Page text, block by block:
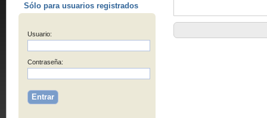
Sólo para usuarios registrados
Usuario:
Contraseña: